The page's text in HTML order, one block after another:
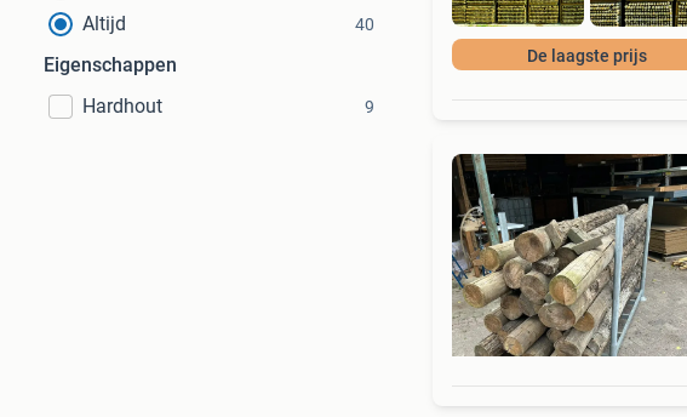
Altijd 40
Eigenschappen
Hardhout
9
De laagste prijs